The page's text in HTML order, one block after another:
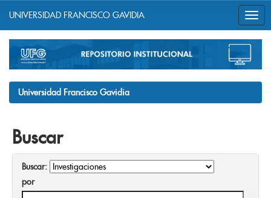
navigation
UNIVERSIDAD FRANCISCO GAVIDIA
Universidad Francisco Gavidia
Buscar
Buscar:
por